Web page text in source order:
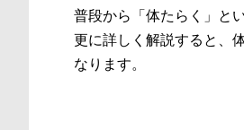
普段から「体たらく」と
更に詳しく解説すると、
なります。